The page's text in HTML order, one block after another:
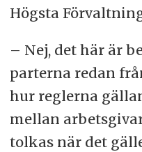
Högsta
– Nej, det här är
parterna redan
hur reglerna
mellan
tolkas när det